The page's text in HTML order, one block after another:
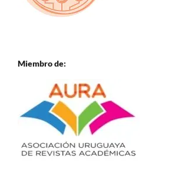
Miembro de: